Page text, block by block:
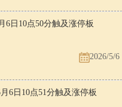
6日10点50分触及涨停板
2026/5/6
6日10点51分触及涨停板